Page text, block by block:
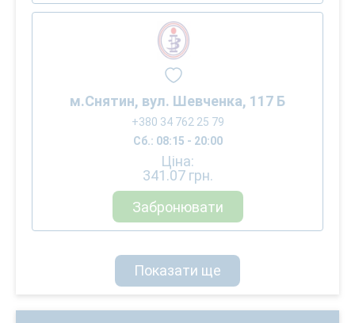
м.Снятин, вул. Шевченка, 117 Б
+380 34 762 25 79
Сб.: 08:15 - 20:00
Ціна:
341.07 грн.
Забронювати
Показати ще